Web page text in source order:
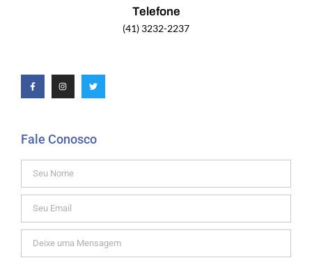
Telefone
(41) 3232-2237
Fale Conosco